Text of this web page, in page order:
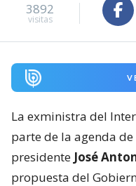
3892
visitas
La exministra del
parte de la agenda
presidente José
propuesta del